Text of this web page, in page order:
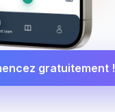
gratuitement !